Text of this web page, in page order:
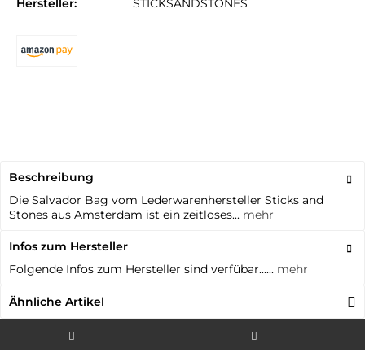
Hersteller:
STICKSANDSTONES
Beschreibung
Die Salvador Bag vom Lederwarenhersteller Sticks and
Stones aus Amsterdam ist ein zeitloses... mehr
Infos zum Hersteller
Folgende Infos zum Hersteller sind verfübar...... mehr
Ähnliche Artikel